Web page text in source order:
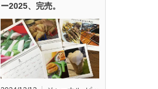
ー2025、完売。